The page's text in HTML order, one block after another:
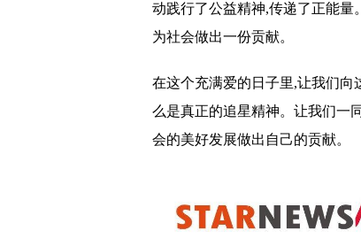
动践行了公益精神,传递了正能量
为社会做出一份贡献。
在这个充满爱的日子里,让我们
么是真正的追星精神。让我们一
会的美好发展做出自己的贡献。